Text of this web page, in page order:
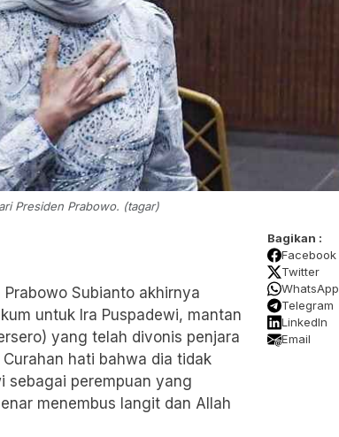
Presiden Prabowo. (tagar)
Prabowo Subianto akhirnya
untuk Ira Puspadewi, mantan
yang telah divonis penjara
hati bahwa dia tidak
sebagai perempuan yang
menembus langit dan Allah
Bagikan :
Facebook
Twitter
WhatsApp
Telegram
LinkedIn
Email